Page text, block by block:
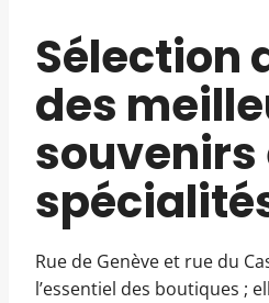
Sélection
des
souvenirs
Rue de Genève et rue du
l’essentiel des boutiques ;